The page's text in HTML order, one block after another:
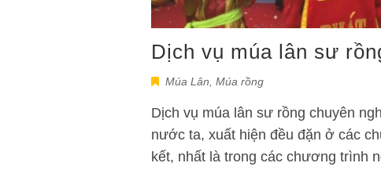
Dịch vụ múa lân sư
Múa Lân Múa rồng
Dịch vụ múa lân sư rồng chuyên
nước ta, xuất hiện đều đặn ở các
kết, nhất là trong các chương trình